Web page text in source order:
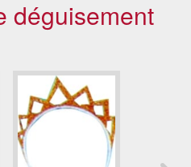
déguisement